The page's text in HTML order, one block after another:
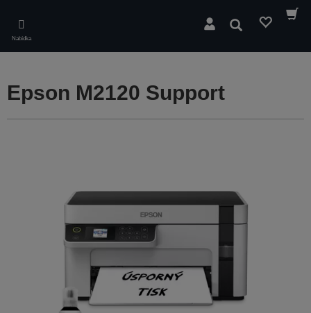
main
content
Nabídka
Hledat
Epson M2120 Support